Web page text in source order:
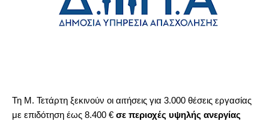
Τη Μ. Τετάρτη ξεκινούν οι αιτήσεις για 3.000 θέσεις εργασίας
με επιδότηση έως 8.400 € σε περιοχές υψηλής ανεργίας